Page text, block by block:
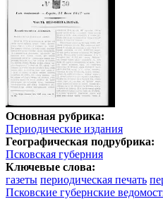
Основная рубрика:
Периодические издания
Географическая подрубрика:
Псковская губерния
Ключевые слова:
газеты периодическая печать
Псковские губернские